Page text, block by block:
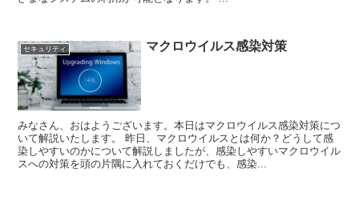
セキュリティ マクロウイルス感染対策
みなさん、おはようございます。本日はマクロウイルス感染対策につ
いて解説いたします。 昨日、マクロウイルスとは何か？どうして感
染しやすいのかについて解説しましたが、感染しやすいマクロウイル
スへの対策を頭の片隅に入れておくだけでも、感染...